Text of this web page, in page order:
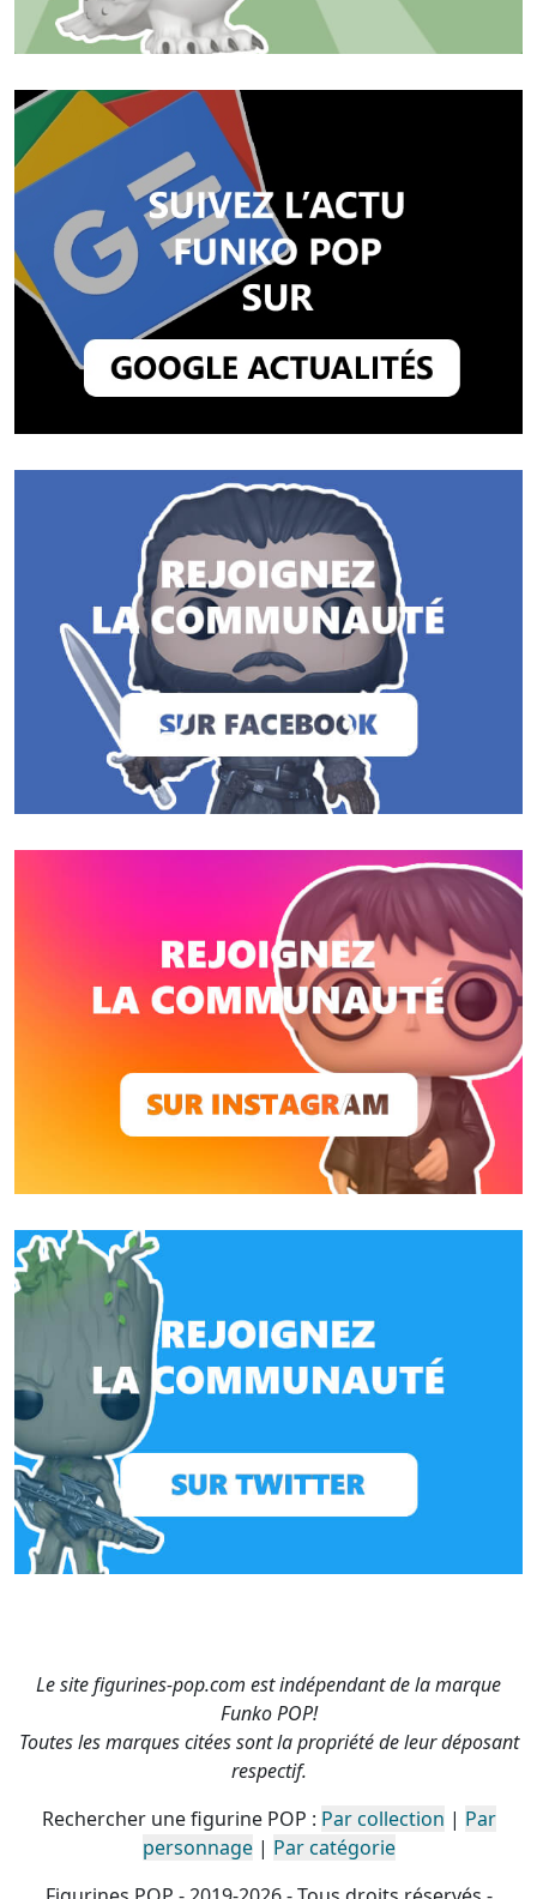
Le site figurines-pop.com est indépendant de la marque
Funko POP!
Toutes les marques citées sont la propriété de leur déposant
respectif.
Rechercher une figurine POP : Par collection | Par
personnage| Par catégorie